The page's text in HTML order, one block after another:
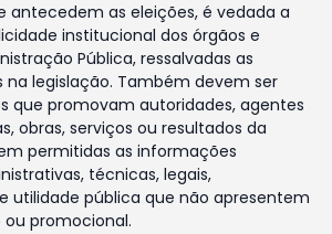
antecedem as eleições, é vedada a
institucional dos órgãos e
Pública, ressalvadas as
na legislação. Também devem ser
que promovam autoridades, agentes
obras, serviços ou resultados da
permitidas as informações
técnicas, legais,
utilidade pública que não apresentem
promocional.